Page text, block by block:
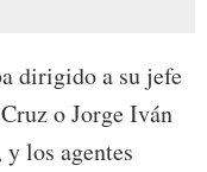
dirigido a su jefe
o Jorge Iván
los agentes